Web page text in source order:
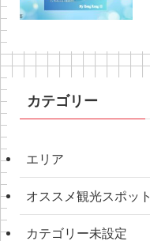
カテゴリー
エリア
オススメ観光スポット
カテゴリー未設定